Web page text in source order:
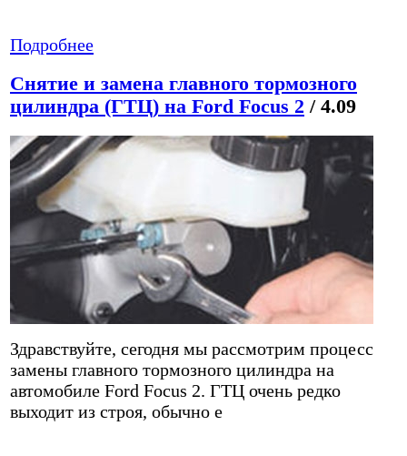
Подробнее
Снятие и замена главного тормозного
цилиндра (ГТЦ) на Ford Focus 2 / 4.09
Здравствуйте, сегодня мы рассмотрим процесс
замены главного тормозного цилиндра на
автомобиле Ford Focus 2. ГТЦ очень редко
выходит из строя, обычно е